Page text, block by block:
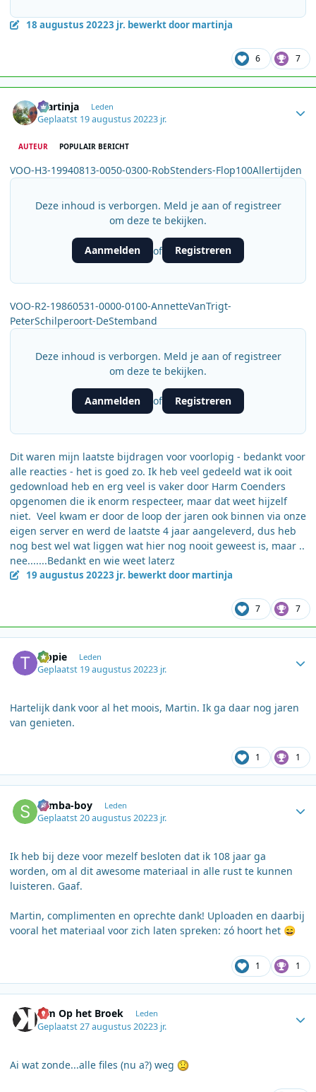
18 augustus 20223 jr. bewerkt door martinja
6 7
martinja Leden
Geplaatst 19 augustus 20223 jr.
AUTEUR POPULAIR BERICHT
VOO-H3-19940813-0050-0300-RobStenders-Flop100Allertijden
Deze inhoud is verborgen. Meld je aan of registreer
om deze te bekijken.
Aanmelden of Registreren
VOO-R2-19860531-0000-0100-AnnetteVanTrigt-
PeterSchilperoort-DeStemband
Deze inhoud is verborgen. Meld je aan of registreer
om deze te bekijken.
Aanmelden of Registreren
Dit waren mijn laatste bijdragen voor voorlopig - bedankt voor
alle reacties - het is goed zo. Ik heb veel gedeeld wat ik ooit
gedownload heb en erg veel is vaker door Harm Coenders
opgenomen die ik enorm respecteer, maar dat weet hijzelf
niet. Veel kwam er door de loop der jaren ook binnen via onze
eigen server en werd de laatste 4 jaar aangeleverd, dus heb
nog best wel wat liggen wat hier nog nooit geweest is, maar ..
nee.......Bedankt en wie weet laterz
19 augustus 20223 jr. bewerkt door martinja
7 7
Tippie Leden
Geplaatst 19 augustus 20223 jr.
Hartelijk dank voor al het moois, Martin. Ik ga daar nog jaren
van genieten.
1 1
Samba-boy Leden
Geplaatst20 augustus 20223 jr.
Ik heb bij deze voor mezelf besloten dat ik 108 jaar ga
worden, om al dit awesome materiaal in alle rust te kunnen
luisteren. Gaaf.
Martin, complimenten en oprechte dank! Uploaden en daarbij
vooral het materiaal voor zich laten spreken: zó hoort het 😄
1 1
Tim Op het Broek Leden
Geplaatst27 augustus 20223 jr.
Ai wat zonde...alle files (nu a?) weg